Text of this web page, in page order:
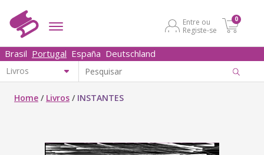
Entre ou
Registe-se
0
Brasil Portugal España Deutschland
Home / Livros / INSTANTES